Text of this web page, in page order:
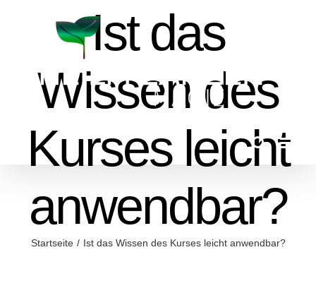
Ist das
Wissen des
Kurses leicht
anwendbar?
Startseite Ist das Wissen des Kurses leicht anwendbar?